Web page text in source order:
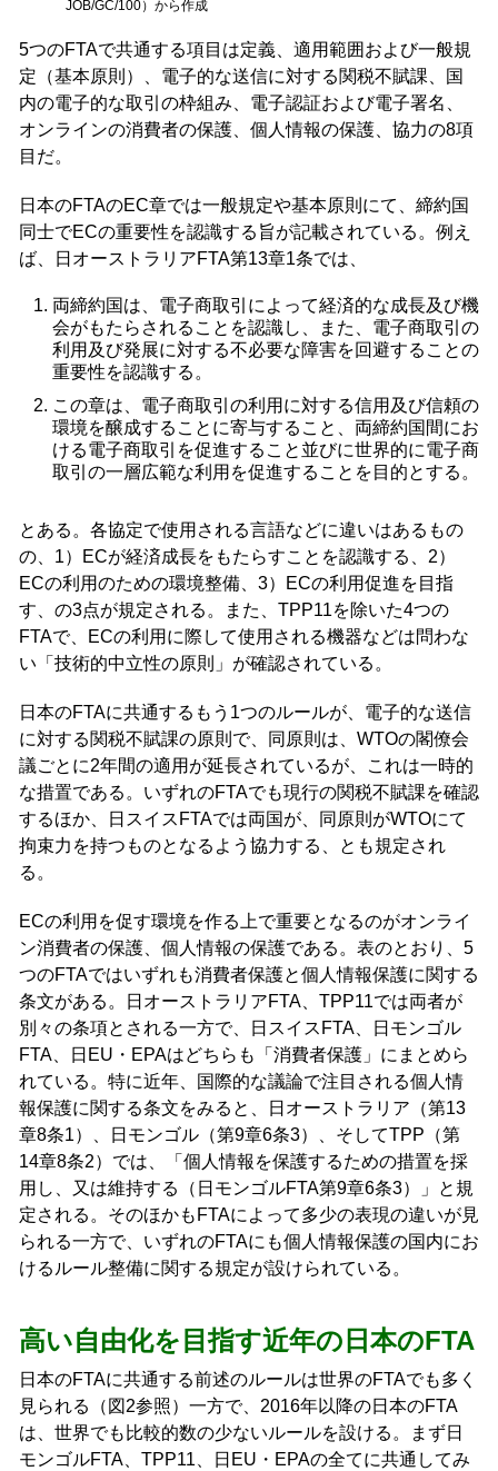
JOB/GC/100）から作成
5つのFTAで共通する項目は定義、適用範囲および一般規
定（基本原則）、電子的な送信に対する関税不賦課、国
内の電子的な取引の枠組み、電子認証および電子署名、
オンラインの消費者の保護、個人情報の保護、協力の8項
目だ。
日本のFTAのEC章では一般規定や基本原則にて、締約国
同士でECの重要性を認識する旨が記載されている。例え
ば、日オーストラリアFTA第13章1条では、
両締約国は、電子商取引によって経済的な成長及び機
会がもたらされることを認識し、また、電子商取引の
利用及び発展に対する不必要な障害を回避することの
重要性を認識する。
この章は、電子商取引の利用に対する信用及び信頼の
環境を醸成することに寄与すること、両締約国間にお
ける電子商取引を促進すること並びに世界的に電子商
取引の一層広範な利用を促進することを目的とする。
とある。各協定で使用される言語などに違いはあるもの
の、1）ECが経済成長をもたらすことを認識する、2）
ECの利用のための環境整備、3）ECの利用促進を目指
す、の3点が規定される。また、TPP11を除いた4つの
FTAで、ECの利用に際して使用される機器などは問わな
い「技術的中立性の原則」が確認されている。
日本のFTAに共通するもう1つのルールが、電子的な送信
に対する関税不賦課の原則で、同原則は、WTOの閣僚会
議ごとに2年間の適用が延長されているが、これは一時的
な措置である。いずれのFTAでも現行の関税不賦課を確認
するほか、日スイスFTAでは両国が、同原則がWTOにて
拘束力を持つものとなるよう協力する、とも規定され
る。
ECの利用を促す環境を作る上で重要となるのがオンライ
ン消費者の保護、個人情報の保護である。表のとおり、5
つのFTAではいずれも消費者保護と個人情報保護に関する
条文がある。日オーストラリアFTA、TPP11では両者が
別々の条項とされる一方で、日スイスFTA、日モンゴル
FTA、日EU・EPAはどちらも「消費者保護」にまとめら
れている。特に近年、国際的な議論で注目される個人情
報保護に関する条文をみると、日オーストラリア（第13
章8条1）、日モンゴル（第9章6条3）、そしてTPP（第
14章8条2）では、「個人情報を保護するための措置を採
用し、又は維持する（日モンゴルFTA第9章6条3）」と規
定される。そのほかもFTAによって多少の表現の違いが見
られる一方で、いずれのFTAにも個人情報保護の国内にお
けるルール整備に関する規定が設けられている。
高い自由化を目指す近年の日本のFTA
日本のFTAに共通する前述のルールは世界のFTAでも多く
見られる（図2参照）一方で、2016年以降の日本のFTA
は、世界でも比較的数の少ないルールを設ける。まず日
モンゴルFTA、TPP11、日EU・EPAの全てに共通してみ